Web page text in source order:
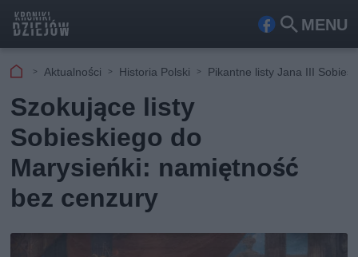
MENU
Fa
ook
Szu
kaj
Aktualności Historia Polski Pikantne listy Jana III
Szokujące listy
Sobieskiego do
Marysieńki: namiętność
bez cenzury